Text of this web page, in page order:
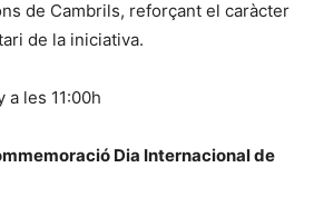
de Cambrils, reforçant el caràcter
de la iniciativa.
a les 11:00h
Dia Internacional de